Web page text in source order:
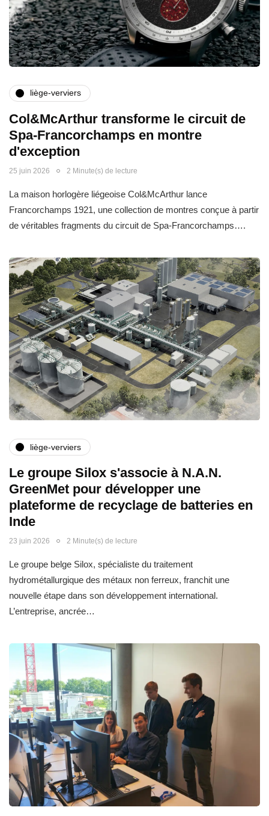
liège-verviers
Col&McArthur transforme le circuit de
Spa-Francorchamps en montre
d'exception
25 juin 2026 2 Minute(s) de lecture
La maison horlogère liégeoise Col&McArthur lance
Francorchamps 1921, une collection de montres conçue à partir
de véritables fragments du circuit de Spa-Francorchamps….
liège-verviers
Le groupe Silox s'associe à N.A.N.
GreenMet pour développer une
plateforme de recyclage de batteries en
Inde
23 juin 2026 2 Minute(s) de lecture
Le groupe belge Silox, spécialiste du traitement
hydrométallurgique des métaux non ferreux, franchit une
nouvelle étape dans son développement international.
L’entreprise, ancrée…